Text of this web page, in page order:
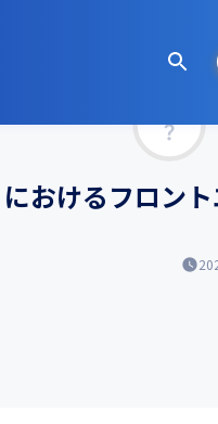
おけるフロン